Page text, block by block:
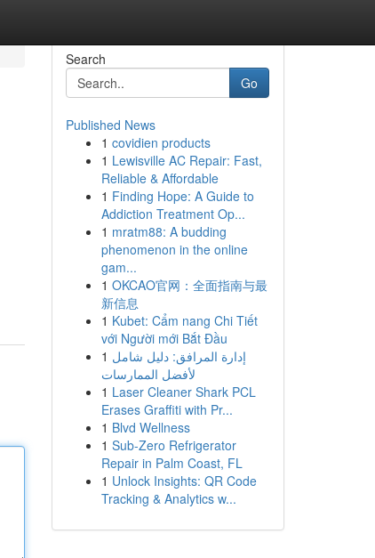
Search
Go
Published News
1 covidien products
1 Lewisville AC Repair: Fast,
Reliable & Affordable
1 Finding Hope: A Guide to
Addiction Treatment Op...
1 mratm88: A budding
phenomenon in the online
gam...
1 OKCAO官网：全面指南与最
新信息
1 Kubet: Cẩm nang Chi Tiết
với Người mới Bắt Đầu
1 إدارة المرافق: دليل شامل
لأفضل الممارسات
1 Laser Cleaner Shark PCL
Erases Graffiti with Pr...
1 Blvd Wellness
1 Sub-Zero Refrigerator
Repair in Palm Coast, FL
1 Unlock Insights: QR Code
Tracking & Analytics w...